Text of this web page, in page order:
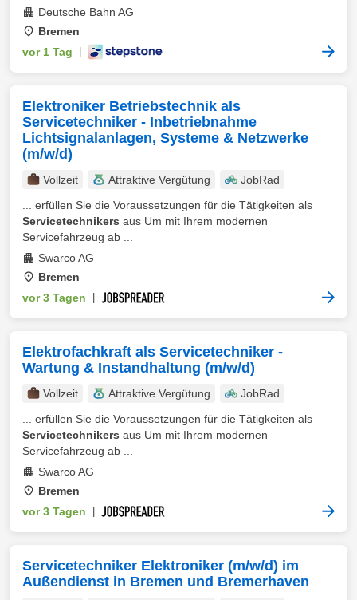
Deutsche Bahn AG
Bremen
vor 1 Tag
Elektroniker Betriebstechnik als
Servicetechniker - Inbetriebnahme
Lichtsignalanlagen, Systeme & Netzwerke
(m/w/d)
Vollzeit Attraktive Vergütung
JobRad
... erfüllen Sie die Voraussetzungen für die Tätigkeiten als
Servicetechnikers aus Um mit Ihrem modernen
Servicefahrzeug ab ...
Swarco AG
Bremen
vor 3 Tagen
Elektrofachkraft als Servicetechniker -
Wartung & Instandhaltung (m/w/d)
Vollzeit Attraktive Vergütung
JobRad
... erfüllen Sie die Voraussetzungen für die Tätigkeiten als
Servicetechnikers aus Um mit Ihrem modernen
Servicefahrzeug ab ...
Swarco AG
Bremen
vor 3 Tagen
Servicetechniker Elektroniker (m/w/d) im
Außendienst in Bremen und Bremerhaven